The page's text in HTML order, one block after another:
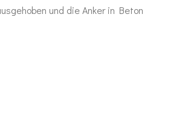
und die Anker in Beton